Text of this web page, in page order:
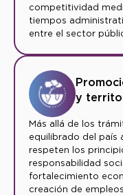
competitividad
tiempos
entre el sector
y
Más allá de los
equilibrado del país
respeten los
responsabilidad
fortalecimiento
creación de